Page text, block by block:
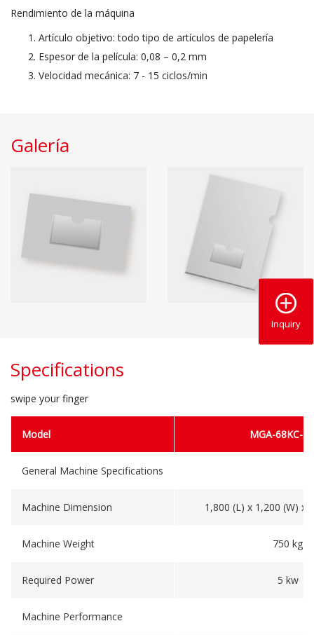
Inquiry
Rendimiento de la máquina
Artículo objetivo: todo tipo de artículos de papelería
Espesor de la película: 0,08 – 0,2 mm
Velocidad mecánica: 7 - 15 ciclos/min
Galería
Specifications
swipe your finger
Model MGA-68KC-
General Machine Specifications
Machine Dimension 1,800 (L) x 1,200 (W) x
Machine Weight 750 kg
Required Power 5 kw
Machine Performance